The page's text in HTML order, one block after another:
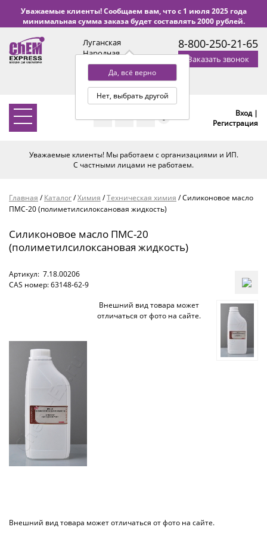
Уважаемые клиенты! Сообщаем вам, что с 1 июля 2025 года
минимальная сумма заказа будет составлять 2000 рублей.
Луганская
Народная
Республика
Да, всё верно
Нет, выбрать другой
с 9:00 до 18:00 по Уфе
(+2 МСК)
8-800-250-21-65
Заказать звонок
0
Вход |
Регистрация
Уважаемые клиенты! Мы работаем с организациями и ИП.
С частными лицами не работаем.
Главная /Каталог/Химия /Техническая химия /Силиконовое масло
ПМС-20 (полиметилсилоксановая жидкость)
Силиконовое масло ПМС-20
(полиметилсилоксановая жидкость)
Артикул: 7.18.00206
CAS номер: 63148-62-9
Внешний вид товара может
отличаться от фото на сайте.
Внешний вид товара может отличаться от фото на сайте.